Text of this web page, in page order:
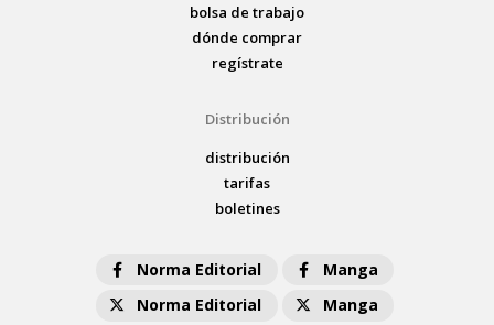
bolsa de trabajo
dónde comprar
regístrate
Distribución
distribución
tarifas
boletines
Norma Editorial
Manga
Norma Editorial
Manga